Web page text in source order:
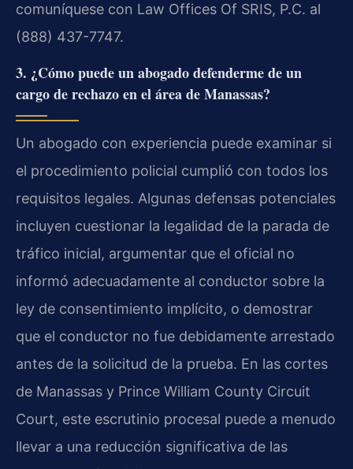
comuníquese con Law Offices Of SRIS, P.C. al
(888) 437-7747.
3. ¿Cómo puede un abogado defenderme de un
cargo de rechazo en el área de Manassas?
Un abogado con experiencia puede examinar si
el procedimiento policial cumplió con todos los
requisitos legales. Algunas defensas potenciales
incluyen cuestionar la legalidad de la parada de
tráfico inicial, argumentar que el oficial no
informó adecuadamente al conductor sobre la
ley de consentimiento implícito, o demostrar
que el conductor no fue debidamente arrestado
antes de la solicitud de la prueba. En las cortes
de Manassas y Prince William County Circuit
Court, este escrutinio procesal puede a menudo
llevar a una reducción significativa de las